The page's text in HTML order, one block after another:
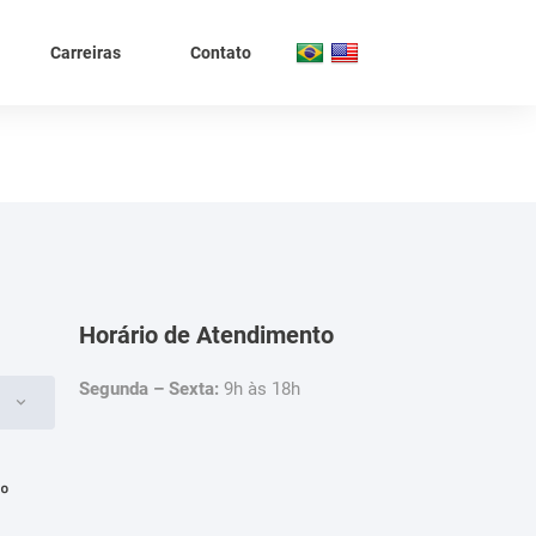
Carreiras Contato
Horário de Atendimento
Segunda – Sexta: 9h às 18h